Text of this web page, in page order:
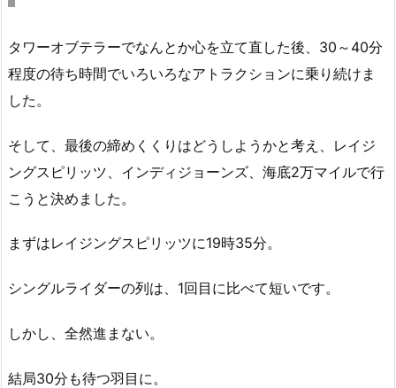
タワーオブテラーでなんとか心を立て直した後、30～40分
程度の待ち時間でいろいろなアトラクションに乗り続けま
した。
そして、最後の締めくくりはどうしようかと考え、レイジ
ングスピリッツ、インディジョーンズ、海底2万マイルで行
こうと決めました。
まずはレイジングスピリッツに19時35分。
シングルライダーの列は、1回目に比べて短いです。
しかし、全然進まない。
結局30分も待つ羽目に。